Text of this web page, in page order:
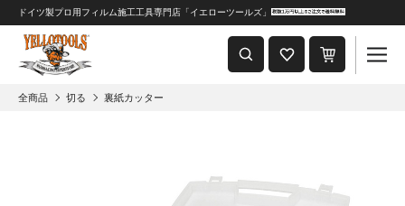
重要なおしらせ
2024年8月1日 価格改定につきまして
ドイツ製プロ用フィルム施工工具専門店「イエローツールズ」
全商品 切る 裏紙カッター